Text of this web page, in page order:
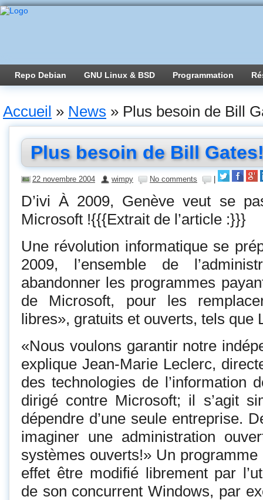
Repo Debian GNU Linux & BSD Programmation
Accueil » News » Plus besoin de Bill
Plus besoin de Bill
22 novembre 2004 wimpy No comments
D’ivi À 2009, Genève veut se
Microsoft !{{{Extrait de l’article :}}}
Une révolution informatique se
2009, l’ensemble de
abandonner les programmes
de Microsoft, pour les
libres», gratuits et ouverts, tels que
«Nous voulons garantir notre
explique Jean-Marie Leclerc,
des technologies de l’information
dirigé contre Microsoft; il s’agit
dépendre d’une seule entreprise.
imaginer une administration
systèmes ouverts!» Un
effet être modifié librement par
de son concurrent Windows, par